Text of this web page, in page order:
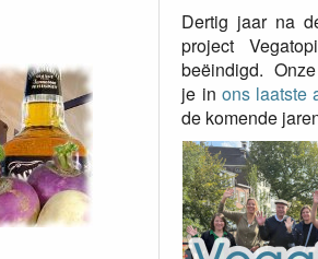
Dertig jaar na
project
beëindigd.
je in ons laatste
de komende